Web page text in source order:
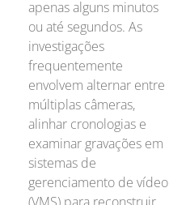
apenas alguns minutos
ou até segundos. As
investigações
frequentemente
envolvem alternar entre
múltiplas câmeras,
alinhar cronologias e
examinar gravações em
sistemas de
gerenciamento de vídeo